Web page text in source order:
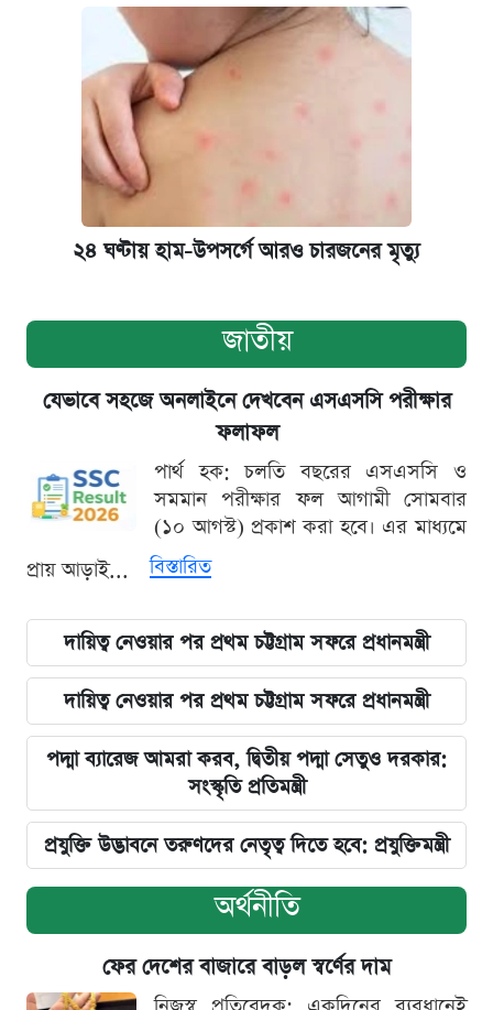
২৪ ঘণ্টায় হাম-উপসর্গে আরও চারজনের মৃত্যু
জাতীয়
যেভাবে সহজে অনলাইনে দেখবেন এসএসসি পরীক্ষার
ফলাফল
পার্থ হক: চলতি বছরের এসএসসি ও
সমমান পরীক্ষার ফল আগামী সোমবার
(১০ আগস্ট) প্রকাশ করা হবে। এর মাধ্যমে
প্রায় আড়াই...
বিস্তারিত
দায়িত্ব নেওয়ার পর প্রথম চট্টগ্রাম সফরে প্রধানমন্ত্রী
দায়িত্ব নেওয়ার পর প্রথম চট্টগ্রাম সফরে প্রধানমন্ত্রী
পদ্মা ব্যারেজ আমরা করব, দ্বিতীয় পদ্মা সেতুও দরকার:
সংস্কৃতি প্রতিমন্ত্রী
প্রযুক্তি উদ্ভাবনে তরুণদের নেতৃত্ব দিতে হবে: প্রযুক্তিমন্ত্রী
অর্থনীতি
ফের দেশের বাজারে বাড়ল স্বর্ণের দাম